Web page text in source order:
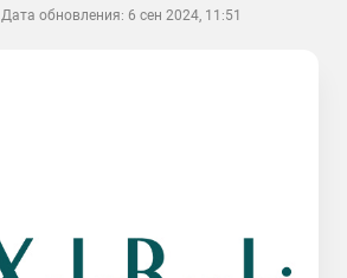
Дата обновления: 6 сен 2024, 11:51